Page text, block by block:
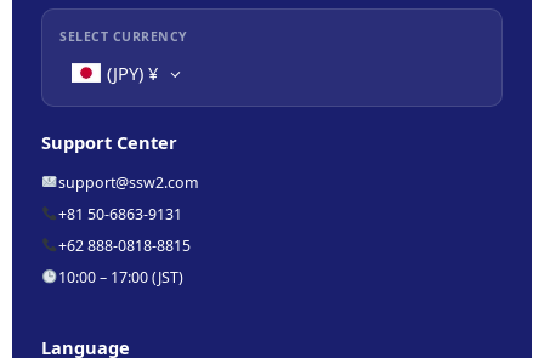
SELECT CURRENCY
(JPY) ¥
Support Center
support@ssw2.com
+81 50-6863-9131
+62 888-0818-8815
10:00 – 17:00 (JST)
Language